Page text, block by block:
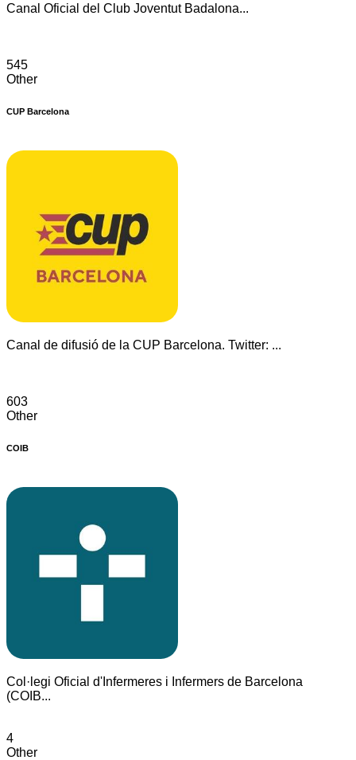
Canal Oficial del Club Joventut Badalona...
545
Other
CUP Barcelona
Canal de difusió de la CUP Barcelona. Twitter: ...
603
Other
COIB
Col·legi Oficial d'Infermeres i Infermers de Barcelona
(COIB...
4
Other